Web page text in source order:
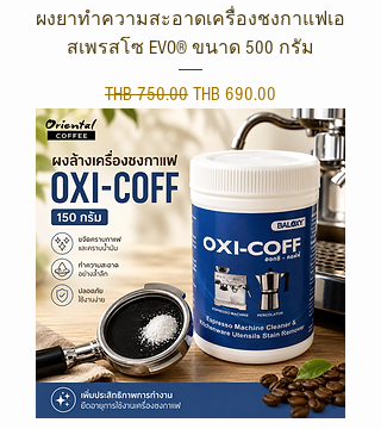
ผงยาทำความสะอาดเครื่องชงกาแฟเอ
สเพรสโซ EVO® ขนาด 500 กรัม
Regular Price
THB 750.00 Sale Price
THB 690.00